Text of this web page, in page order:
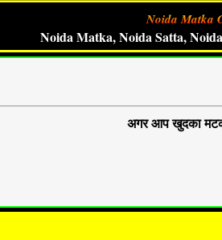
Noida Matka
Noida Matka, Noida Satta, Noida Day
अगर आप खुदका